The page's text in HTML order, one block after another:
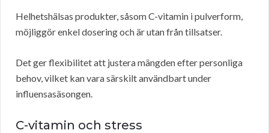
Helhetshälsas produkter, såsom C-vitamin i pulverform,
möjliggör enkel dosering och är utan från tillsatser.
Det ger flexibilitet att justera mängden efter personliga
behov, vilket kan vara särskilt användbart under
influensasäsongen.
C-vitamin och stress